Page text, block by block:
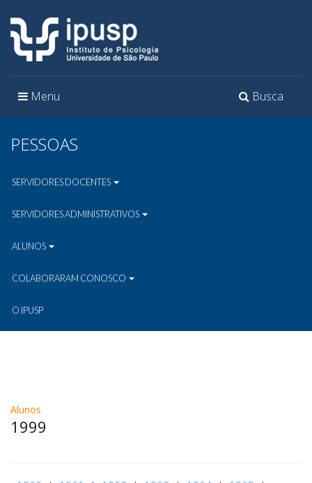
Toggle
Busca
Toggle
Menu
PESSOAS
SERVIDORES DOCENTES
SERVIDORES ADMINISTRATIVOS
ALUNOS
COLABORARAM CONOSCO
O IPUSP
Alunos
1999